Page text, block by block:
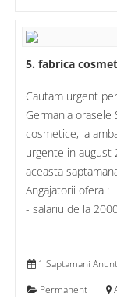
5. fabrica
Cautam urgent
Germania
cosmetice, la
urgente in august
aceasta
Angajatorii ofera :
- salariu de la
1 Saptamani
Permanent